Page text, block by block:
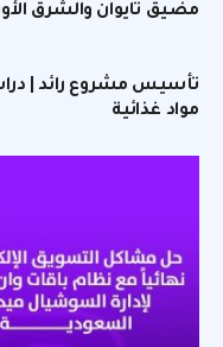
مضيق تايوان والشرق
تأسيس مشروع رائد |
مواد غذائية